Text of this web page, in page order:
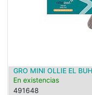
GRO MINI OLLIE EL
En existencias
491648